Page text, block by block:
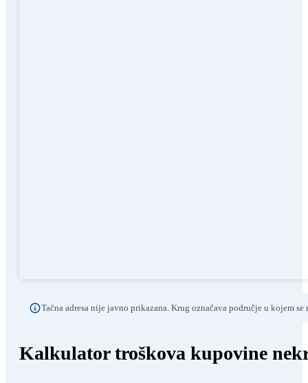
Tačna adresa nije javno prikazana. Krug označava područje u kojem
Kalkulator troškova kupovine